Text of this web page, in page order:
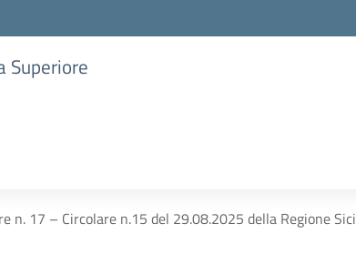
Superiore
n. 17 – Circolare n.15 del 29.08.2025 della Regione